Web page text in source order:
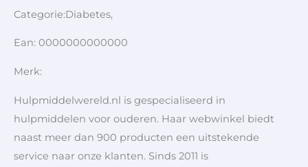
Categorie:Diabetes,
Ean: 0000000000000
Merk:
Hulpmiddelwereld.nl is gespecialiseerd in
hulpmiddelen voor ouderen. Haar webwinkel biedt
naast meer dan 900 producten een uitstekende
service naar onze klanten. Sinds 2011 is